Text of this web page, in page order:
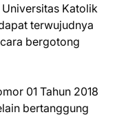
Katolik
terwujudnya
bergotong
01 Tahun 2018
bertanggung